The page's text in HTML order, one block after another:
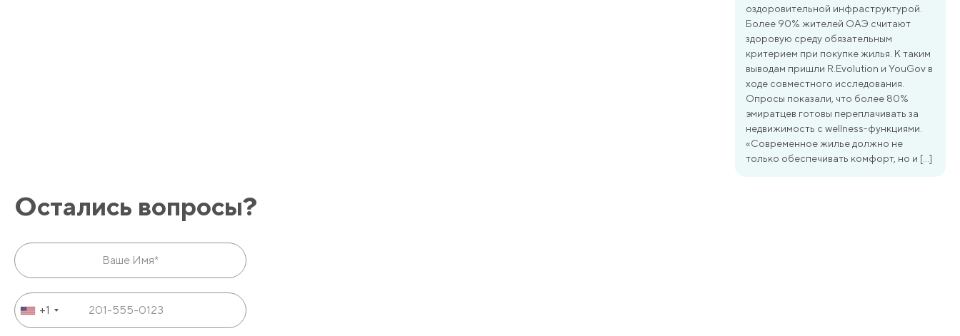
оздоровительной инфраструктурой.
Более 90% жителей ОАЭ считают
здоровую среду обязательным
критерием при покупке жилья. К таким
выводам пришли R.Evolution и YouGov в
ходе совместного исследования.
Опросы показали, что более 80%
эмиратцев готовы переплачивать за
недвижимость с wellness-функциями.
«Современное жилье должно не
только обеспечивать комфорт, но и […]
Остались вопросы?
+1